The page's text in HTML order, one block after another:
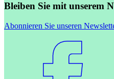
Bleiben Sie mit unserem
Abonnieren Sie unseren